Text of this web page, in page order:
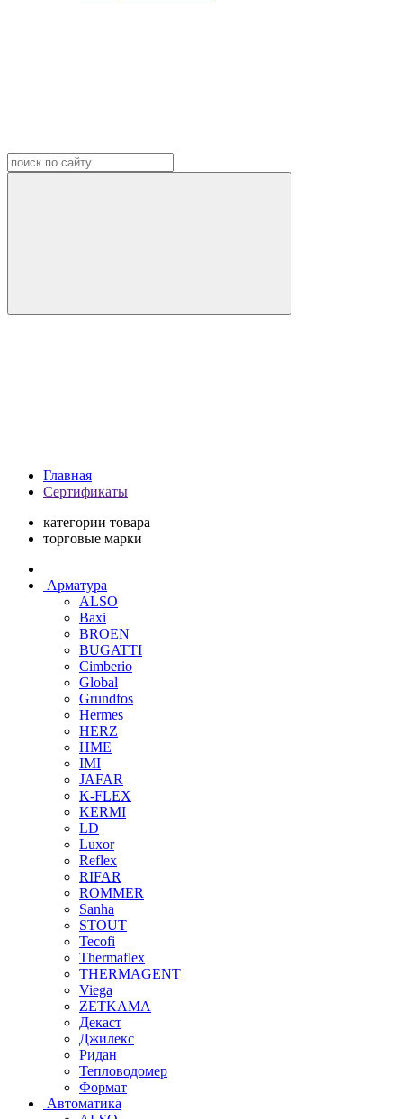
Главная
Сертификаты
категории товара
торговые марки
Арматура
ALSO
Baxi
BROEN
BUGATTI
Cimberio
Global
Grundfos
Hermes
HERZ
HME
IMI
JAFAR
K-FLEX
KERMI
LD
Luxor
Reflex
RIFAR
ROMMER
Sanha
STOUT
Tecofi
Thermaflex
THERMAGENT
Viega
ZETKAMA
Декаст
Джилекс
Ридан
Тепловодомер
Формат
Автоматика